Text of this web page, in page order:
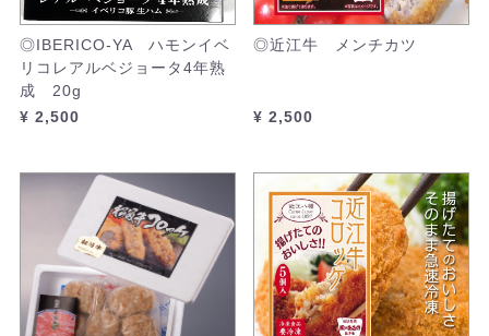
◎IBERICO-YA ハモンイベ
リコレアルベジョータ4年熟
成 20g
¥ 2,500
◎近江牛 メンチカツ
¥ 2,500